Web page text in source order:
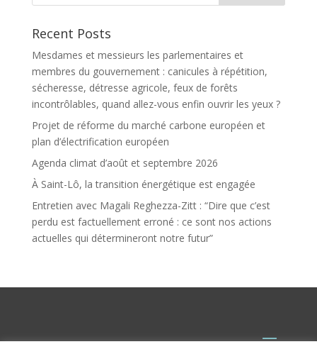
Recent Posts
Mesdames et messieurs les parlementaires et
membres du gouvernement : canicules à répétition,
sécheresse, détresse agricole, feux de forêts
incontrôlables, quand allez-vous enfin ouvrir les yeux ?
Projet de réforme du marché carbone européen et
plan d’électrification européen
Agenda climat d’août et septembre 2026
À Saint-Lô, la transition énergétique est engagée
Entretien avec Magali Reghezza-Zitt : “Dire que c’est
perdu est factuellement erroné : ce sont nos actions
actuelles qui détermineront notre futur”